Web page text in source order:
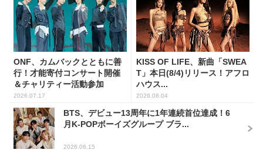
ONF、カムバックとともに善
行！才能寄付コンサート開催
＆チャリティー活動参加
2026.07.17
KISS OF LIFE、新曲「SWEA
T」本日(8/4)リリース！アフロ
ハウス...
2026.08.04
BTS、デビュー13周年に1年連続首位達成！6
月K-POPボーイズグループ ブラ...
2026.06.15